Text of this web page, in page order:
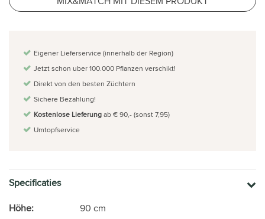
Eigener Lieferservice (innerhalb der Region)
Jetzt schon uber 100.000 Pflanzen verschikt!
Direkt von den besten Züchtern
Sichere Bezahlung!
Kostenlose Lieferungab € 90,- (sonst 7,95)
Umtopfservice
Specificaties
Höhe:
90 cm